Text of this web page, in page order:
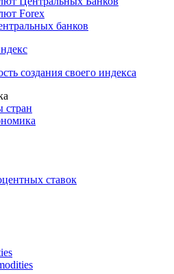
Центральных Банков
банков
создания своего индекса
ставок